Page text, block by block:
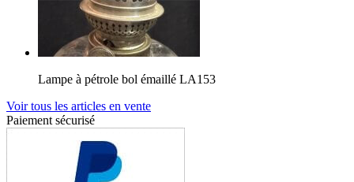
Lampe à pétrole bol émaillé LA153
Voir tous les articles en vente
Paiement sécurisé